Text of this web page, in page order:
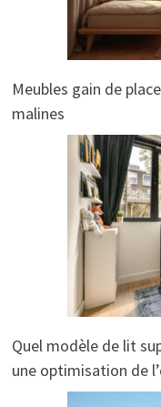
Meubles gain de
malines
Quel modèle de lit
une optimisation de